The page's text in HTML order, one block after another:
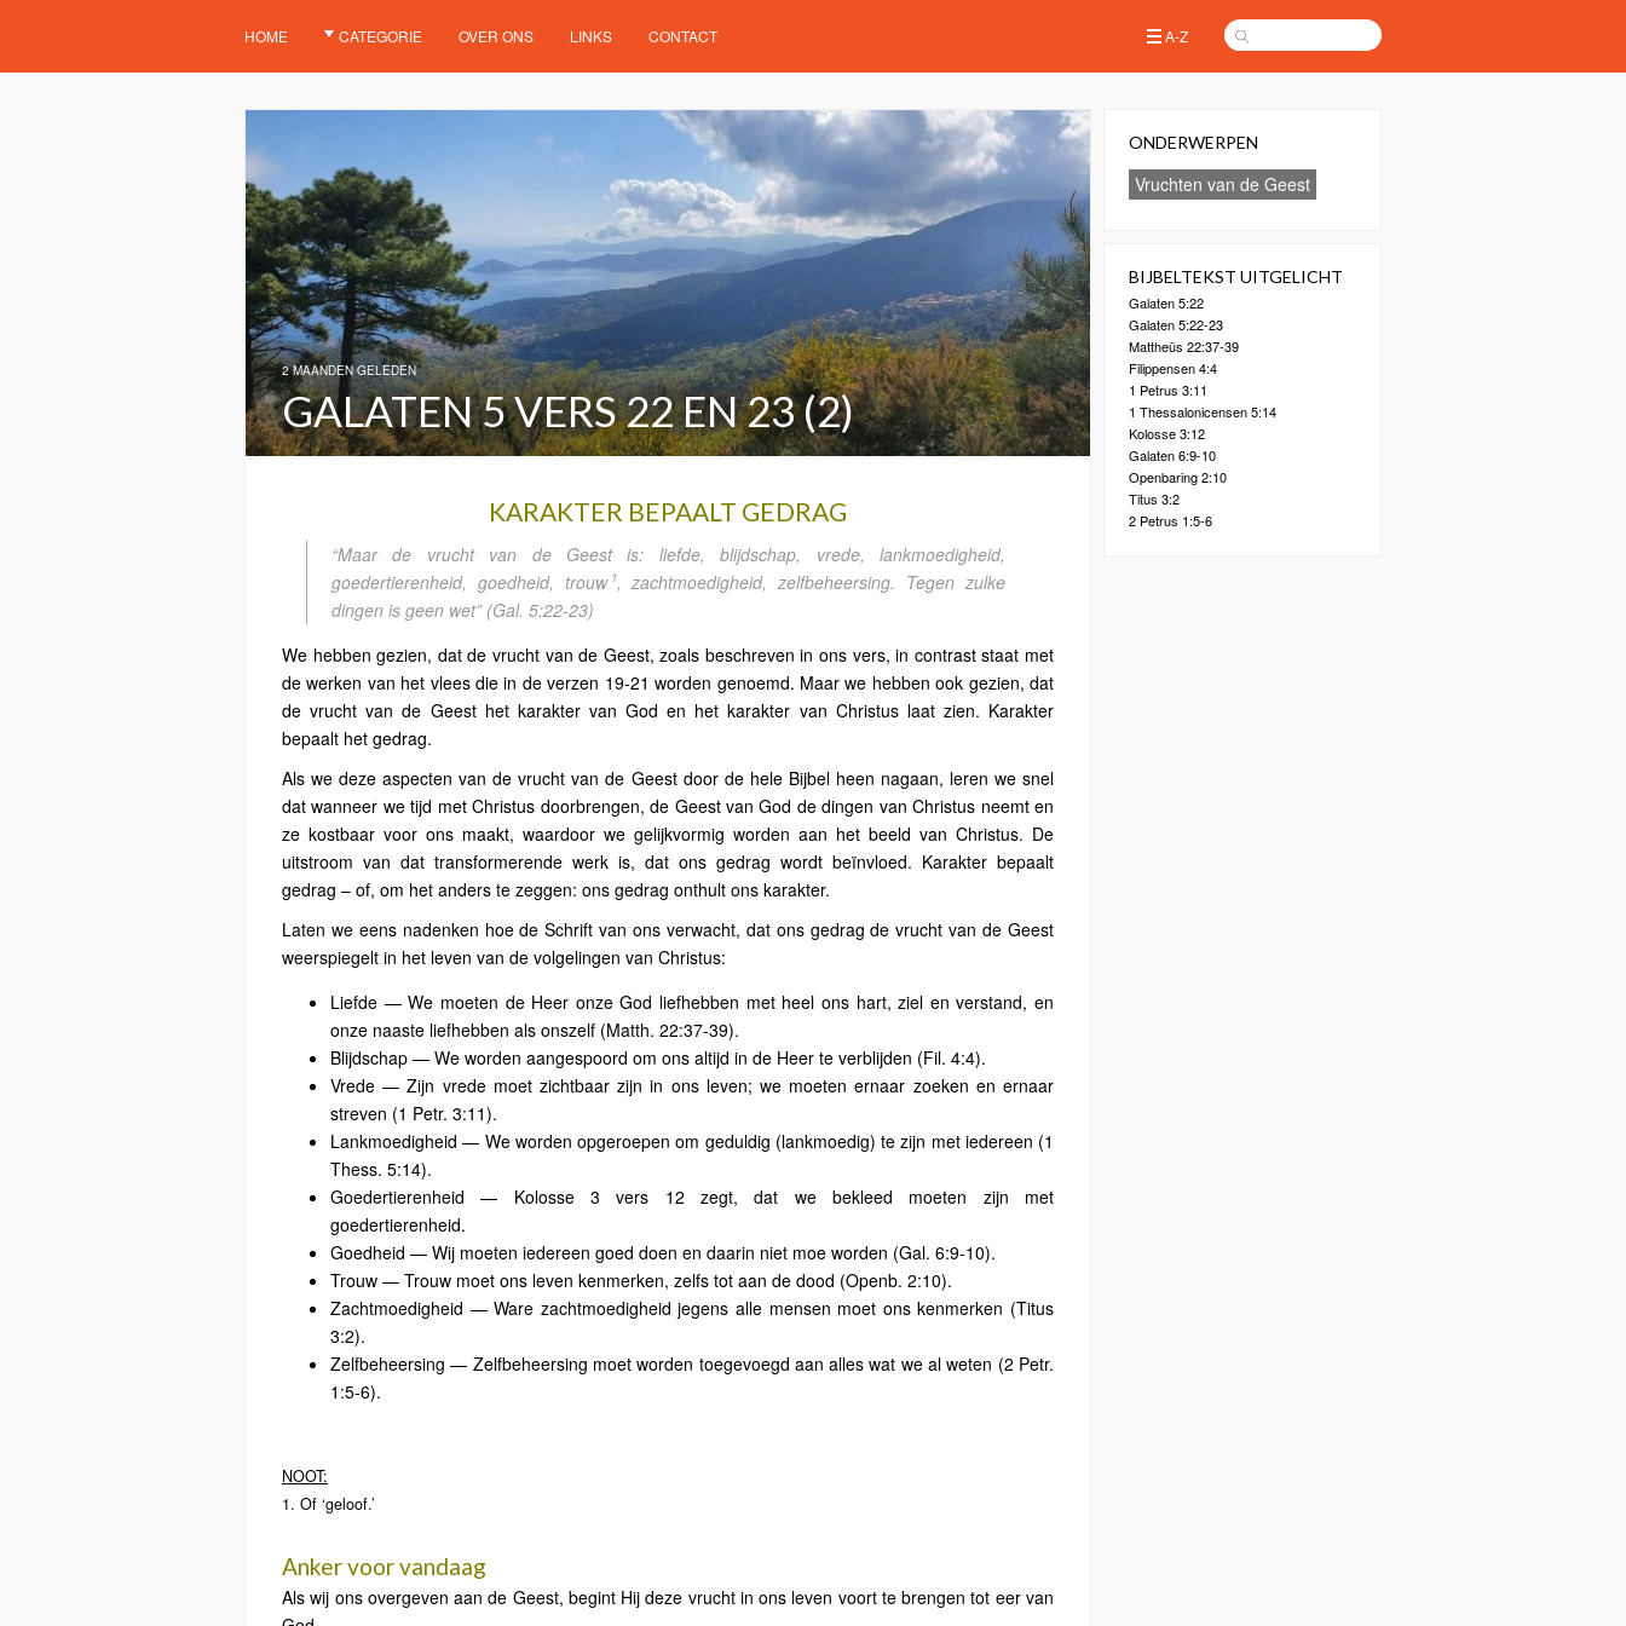
HOME CATEGORIE OVER ONS LINKS CONTACT A-Z
2 MAANDEN GELEDEN
GALATEN 5 VERS 22 EN 23 (2)
KARAKTER BEPAALT GEDRAG
“Maar de vrucht van de Geest is: liefde, blijdschap, vrede, lankmoedigheid,
goedertierenheid, goedheid, trouw 1, zachtmoedigheid, zelfbeheersing. Tegen zulke
dingen is geen wet”(Gal. 5:22-23)
We hebben gezien, dat de vrucht van de Geest, zoals beschreven in ons vers, in contrast staat met
de werken van het vlees die in de verzen 19-21 worden genoemd. Maar we hebben ook gezien, dat
de vrucht van de Geest het karakter van God en het karakter van Christus laat zien. Karakter
bepaalt het gedrag.
Als we deze aspecten van de vrucht van de Geest door de hele Bijbel heen nagaan, leren we snel
dat wanneer we tijd met Christus doorbrengen, de Geest van God de dingen van Christus neemt en
ze kostbaar voor ons maakt, waardoor we gelijkvormig worden aan het beeld van Christus. De
uitstroom van dat transformerende werk is, dat ons gedrag wordt beïnvloed. Karakter bepaalt
gedrag – of, om het anders te zeggen: ons gedrag onthult ons karakter.
Laten we eens nadenken hoe de Schrift van ons verwacht, dat ons gedrag de vrucht van de Geest
weerspiegelt in het leven van de volgelingen van Christus:
Liefde — We moeten de Heer onze God liefhebben met heel ons hart, ziel en verstand, en
onze naaste liefhebben als onszelf (Matth. 22:37-39).
Blijdschap — We worden aangespoord om ons altijd in de Heer te verblijden (Fil. 4:4).
Vrede — Zijn vrede moet zichtbaar zijn in ons leven; we moeten ernaar zoeken en ernaar
streven (1 Petr. 3:11).
Lankmoedigheid — We worden opgeroepen om geduldig (lankmoedig) te zijn met iedereen (1
Thess. 5:14).
Goedertierenheid — Kolosse 3 vers 12 zegt, dat we bekleed moeten zijn met
goedertierenheid.
Goedheid — Wij moeten iedereen goed doen en daarin niet moe worden (Gal. 6:9-10).
Trouw — Trouw moet ons leven kenmerken, zelfs tot aan de dood (Openb. 2:10).
Zachtmoedigheid — Ware zachtmoedigheid jegens alle mensen moet ons kenmerken (Titus
3:2).
Zelfbeheersing — Zelfbeheersing moet worden toegevoegd aan alles wat we al weten (2 Petr.
1:5-6).
NOOT:
1. Of ‘geloof.’
Anker voor vandaag
Als wij ons overgeven aan de Geest, begint Hij deze vrucht in ons leven voort te brengen tot eer van
ONDERWERPEN
Vruchten van de Geest
BIJBELTEKST UITGELICHT
Galaten 5:22
Galaten 5:22-23
Mattheüs 22:37-39
Filippensen 4:4
1 Petrus 3:11
1 Thessalonicensen 5:14
Kolosse 3:12
Galaten 6:9-10
Openbaring 2:10
Titus 3:2
2 Petrus 1:5-6